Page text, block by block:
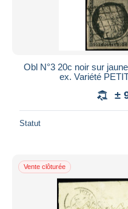
Obl N°3 20c noir sur
ex. Variété
±
Statut
Vente clôturée